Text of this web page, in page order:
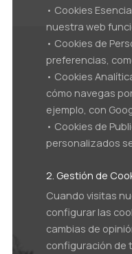
• Cookies
nuestra web
• Cookies de
preferencias,
• Cookies
cómo navegas
ejemplo, con
• Cookies de
personalizados
2. Gestión de
Cuando visitas
configurar las
cambias de
configuración de